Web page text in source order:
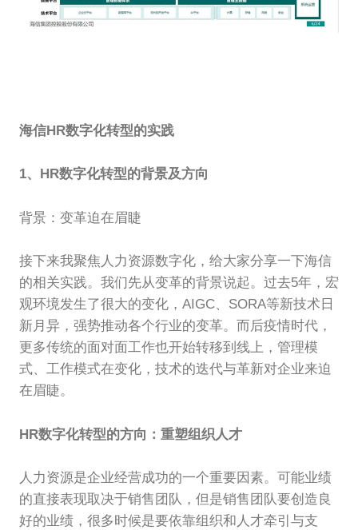
海信HR数字化转型的实践
1、HR数字化转型的背景及方向
背景：变革迫在眉睫
接下来我聚焦人力资源数字化，给大家分享一下海信
的相关实践。我们先从变革的背景说起。过去5年，宏
观环境发生了很大的变化，AIGC、SORA等新技术日
新月异，强势推动各个行业的变革。而后疫情时代，
更多传统的面对面工作也开始转移到线上，管理模
式、工作模式在变化，技术的迭代与革新对企业来迫
在眉睫。
HR数字化转型的方向：重塑组织人才
人力资源是企业经营成功的一个重要因素。可能业绩
的直接表现取决于销售团队，但是销售团队要创造良
好的业绩，很多时候是要依靠组织和人才牵引与支